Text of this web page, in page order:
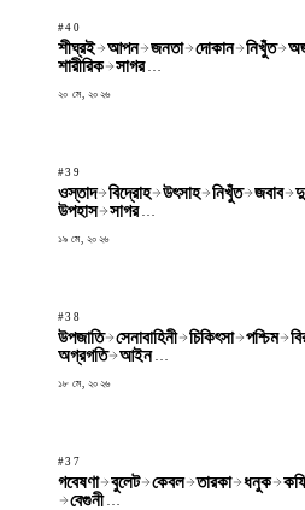
#40
শীঘ্রই আপন জনতা দোকান নিখুঁত
শারীরিক
সাগর …
২০ মে, ২০২৬
#39
ওস্তাদ বিদ্রোহ উৎসাহ নিখুঁত জবাব
উপহাস
সাগর …
১৯ মে, ২০২৬
#38
উপজাতি সেনাবাহিনী চিকিৎসা পশ্চিম
অগ্রগতি
আইন …
১৮ মে, ২০২৬
#37
গবেষণা বুলেট কেবল তারকা ধনুক
বেগুনী …